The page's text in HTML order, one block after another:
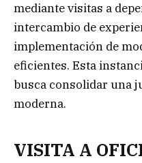
mediante visitas a
intercambio de
implementación de
eficientes. Esta
busca consolidar una
moderna.
VISITA A